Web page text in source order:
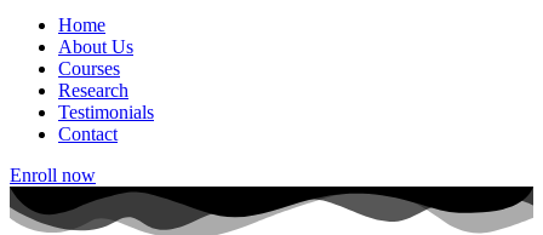
Home
About Us
Courses
Research
Testimonials
Contact
Enroll now